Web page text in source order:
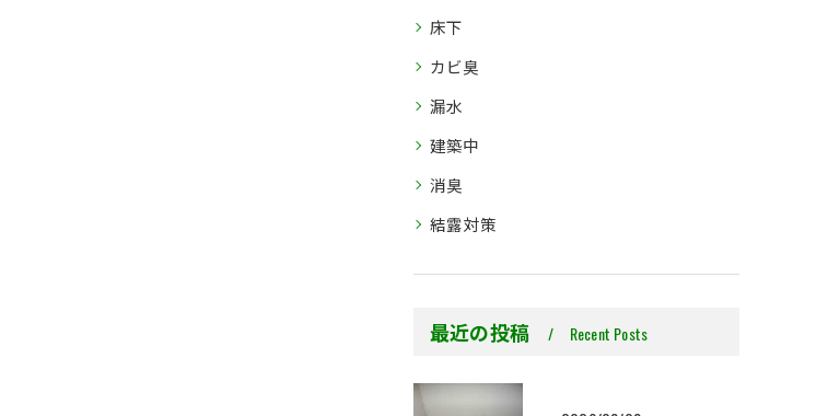
床下
カビ臭
漏水
建築中
消臭
結露対策
最近の投稿 Recent Posts